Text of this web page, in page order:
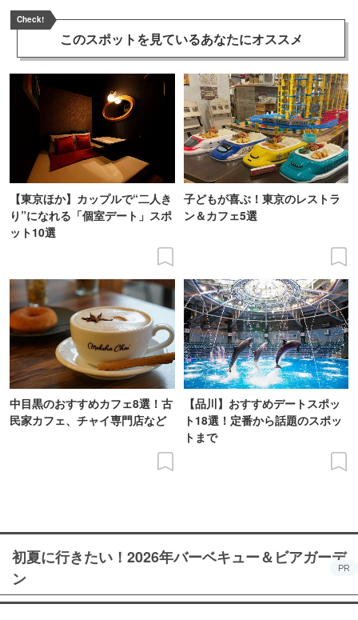
Check!
このスポットを見ているあなたにオススメ
【東京ほか】カップルで“二人き
り”になれる「個室デート」スポ
ット10選
子どもが喜ぶ！東京のレストラ
ン＆カフェ5選
中目黒のおすすめカフェ8選！古
民家カフェ、チャイ専門店など
【品川】おすすめデートスポッ
ト18選！定番から話題のスポッ
トまで
初夏に行きたい！2026年バーベキュー＆ビアガーデ
ン
PR